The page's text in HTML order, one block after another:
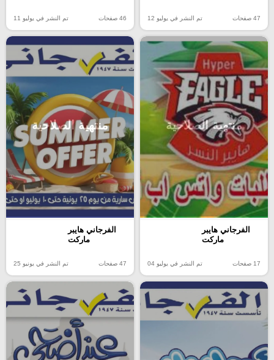
47 صفحات تم النشر في يوليو 12 46 صفحات تم النشر في يوليو 11
منتهية الصلاحية
الفرجاني هايبر
ماركت
17 صفحات تم النشر في يوليو 04
منتهية الصلاحية
الفرجاني هايبر
ماركت
47 صفحات تم النشر في يونيو 25